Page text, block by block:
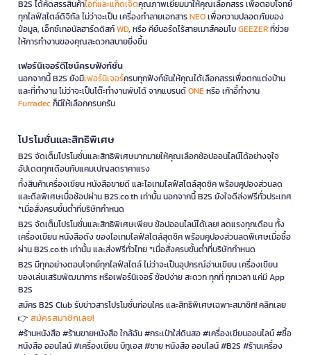
B2S ได้คัดสรรสินค้าไอทีและแก็ดเจ็ตคุณภาพเยี่ยมมาให้คุณเลือกสรร เพื่อตอบโจทย์
ทุกไลฟ์สไตล์ดิจิทัล ไม่ว่าจะเป็น เครื่องทำลายเอกสารNEOเพื่อความปลอดภัยของ
ข้อมูล, เอ็กซ์เทอนัลฮาร์ดดิสก์WD, หรือ คีย์บอร์ดไร้สายเมาส์คอมโบGEEZERที่ช่วย
ให้การทำงานของคุณสะดวกสบายยิ่งขึ้น
เฟอร์นิเจอร์ดีไซน์ครบฟังก์ชั่น
นอกจากนี้ B2S ยังมีเฟอร์นิเจอร์ครบทุกฟังก์ชันให้คุณได้เลือกสรรเพื่อตกแต่งบ้าน
และที่ทำงาน ไม่ว่าจะเป็นโต๊ะทำงานพับได้ จากแบรนด์ONEหรือ เก้าอี้ทำงาน
Furradecก็มีให้เลือกครบครัน
โปรโมชั่นและสิทธิพิเศษ
B2S จัดเต็มโปรโมชั่นและสิทธิพิเศษมากมายให้คุณเลือกช้อปออนไลน์ได้อย่างจุใจ
อัปเดตทุกเดือนกับแคมเปญลดราคาแรง
ทั้งสินค้าเครื่องเขียน หนังสือขายดี และไอเทมไลฟ์สไตล์สุดชิค พร้อมคูปองส่วนลด
และดีลพิเศษเมื่อช้อปผ่าน B2S.co.th เท่านั้น นอกจากนี้ B2S ยังใจดีส่งฟรีทั่วประเทศ
*เมื่อสั่งครบขั้นต่ำที่บริษัทกำหนด
B2S จัดเต็มโปรโมชั่นและสิทธิพิเศษเพียบ ช้อปออนไลน์ได้เลย! ลดแรงทุกเดือน ทั้ง
เครื่องเขียน หนังสือดัง ของไอเทมไลฟ์สไตล์สุดชิค พร้อมคูปองส่วนลดพิเศษเมื่อซื้อ
ผ่าน B2S.co.th เท่านั้น และส่งฟรีทั่วไทย *เมื่อสั่งครบขั้นต่ำที่บริษัทกำหนด
B2S มีทุกอย่างตอบโจทย์ทุกไลฟ์สไตล์ ไม่ว่าจะเป็นอุปกรณ์อ่านเขียน เครื่องเขียน
ของเล่นเสริมพัฒนาการ หรือเฟอร์นิเจอร์ ช้อปง่าย สะดวก ทุกที่ ทุกเวลา แค่มี App
B2S
สมัคร B2S Club รับข่าวสารโปรโมชั่นก่อนใคร และสิทธิพิเศษเฉพาะสมาชิก! คลิกเลย
👉 สมัครสมาชิกเลย!
#ร้านหนังสือ #ร้านขายหนังสือ ใกล้ฉัน #กระเป๋าใส่ดินสอ #เครื่องเขียนออนไลน์ #ซื้อ
หนังสือ ออนไลน์ #เครื่องเขียน บีทูเอส #ขาย หนังสือ ออนไลน์ #B2S #ร้านเครื่อง